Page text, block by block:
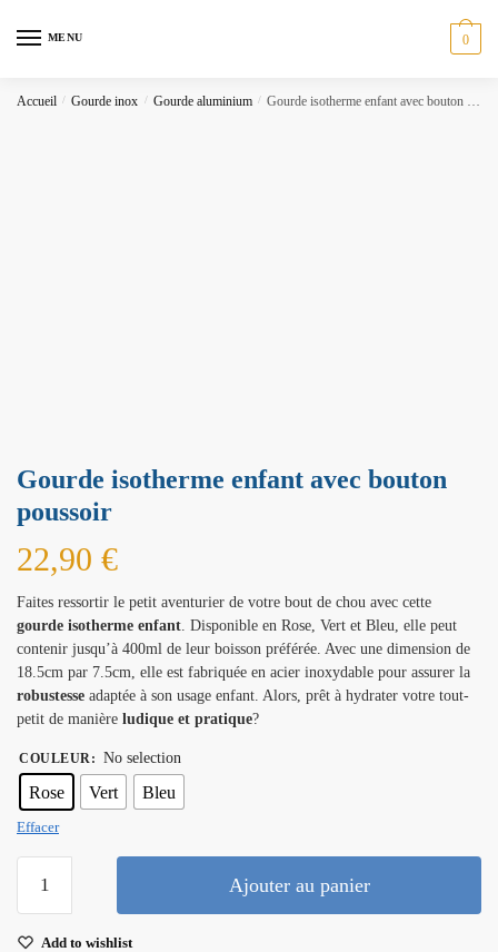
MENU 0
Accueil / Gourde inox / Gourde aluminium / Gourde isotherme enfant avec bouton poussoir
Gourde isotherme enfant avec bouton
poussoir
22,90 €
Faites ressortir le petit aventurier de votre bout de chou avec cette
gourde isotherme enfant. Disponible en Rose, Vert et Bleu, elle peut
contenir jusqu’à 400ml de leur boisson préférée. Avec une dimension de
18.5cm par 7.5cm, elle est fabriquée en acier inoxydable pour assurer la
robustesse adaptée à son usage enfant. Alors, prêt à hydrater votre tout-
petit de manière ludique et pratique?
COULEUR: No selection
Rose Vert Bleu
Effacer
Ajouter au panier
Add to wishlist